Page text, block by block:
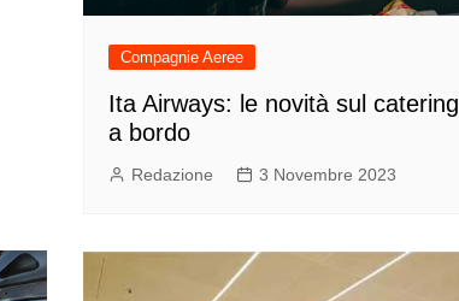
Compagnie Aeree
Ita Airways: le novità sul catering
a bordo
Redazione 3 Novembre 2023